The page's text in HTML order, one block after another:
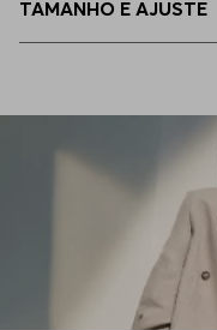
G - L
TAMANHO E AJUSTE